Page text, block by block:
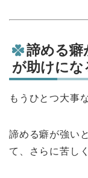
諦める癖
が助けにな
もうひとつ大事
諦める癖が強い
て、さらに苦し